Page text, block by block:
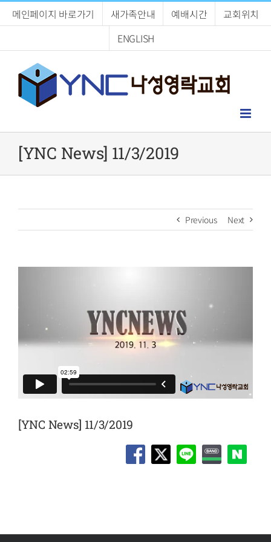
메인페이지 바로가기 새가족안내 예배시간
교회위치
ENGLISH
[YNC News] 11/3/2019
Previous Next
[YNC News] 11/3/2019